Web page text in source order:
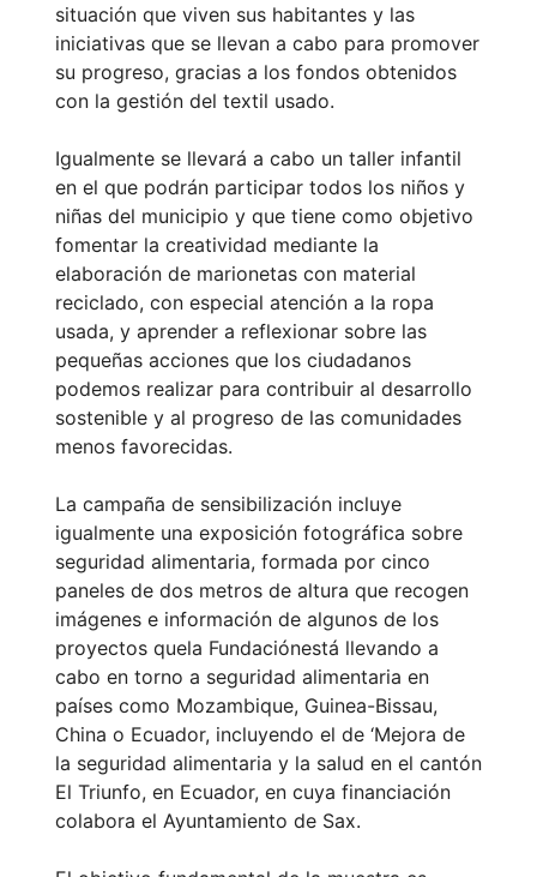
situación que viven sus habitantes y las
iniciativas que se llevan a cabo para promover
su progreso, gracias a los fondos obtenidos
con la gestión del textil usado.
Igualmente se llevará a cabo un taller infantil
en el que podrán participar todos los niños y
niñas del municipio y que tiene como objetivo
fomentar la creatividad mediante la
elaboración de marionetas con material
reciclado, con especial atención a la ropa
usada, y aprender a reflexionar sobre las
pequeñas acciones que los ciudadanos
podemos realizar para contribuir al desarrollo
sostenible y al progreso de las comunidades
menos favorecidas.
La campaña de sensibilización incluye
igualmente una exposición fotográfica sobre
seguridad alimentaria, formada por cinco
paneles de dos metros de altura que recogen
imágenes e información de algunos de los
proyectos quela Fundaciónestá llevando a
cabo en torno a seguridad alimentaria en
países como Mozambique, Guinea-Bissau,
China o Ecuador, incluyendo el de ‘Mejora de
la seguridad alimentaria y la salud en el cantón
El Triunfo, en Ecuador, en cuya financiación
colabora el Ayuntamiento de Sax.